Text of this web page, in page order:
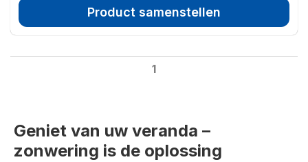
Product samenstellen
1
Geniet van uw veranda –
zonwering is de oplossing